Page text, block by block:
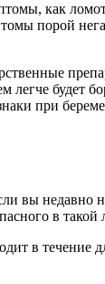
как
порой
при
вы недавно
в такой
в течение